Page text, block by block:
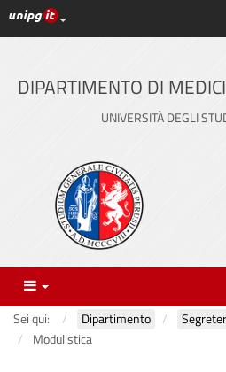
Vai
al
principale
Link ai principali servizi web
DIPARTIMENTO DI
UNIVERSITÀ DEGLI
Menu
Sei qui: Dipartimento
Modulistica